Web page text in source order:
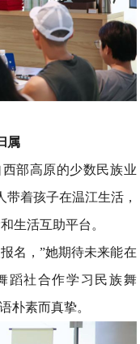
属
部高原的少数民族业
着孩子在温江生活，
生活互助平台。
名，”她期待未来能在
蹈社合作学习民族舞
朴素而真挚。